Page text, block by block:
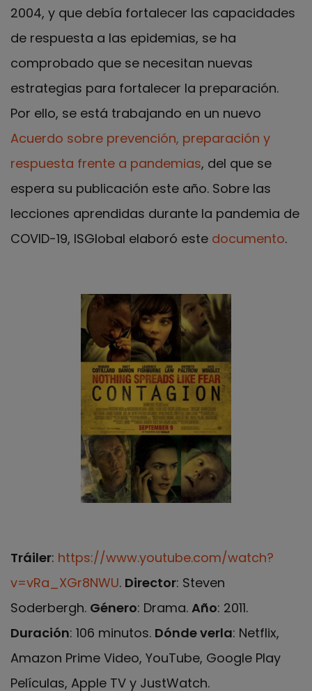
2004, y que debía fortalecer las capacidades
de respuesta a las epidemias, se ha
comprobado que se necesitan nuevas
estrategias para fortalecer la preparación.
Por ello, se está trabajando en un nuevo
Acuerdo sobre prevención, preparación y
respuesta frente a pandemias, del que se
espera su publicación este año. Sobre las
lecciones aprendidas durante la pandemia de
COVID-19, ISGlobal elaboró este documento.
Tráiler: https://www.youtube.com/watch?
v=vRa_XGr8NWU. Director: Steven
Soderbergh. Género: Drama. Año: 2011.
Duración: 106 minutos. Dónde verla: Netflix,
Amazon Prime Video, YouTube, Google Play
Películas, Apple TV y JustWatch.